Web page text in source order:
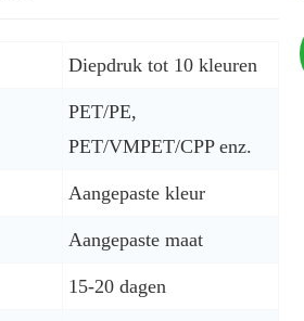
Diepdruk tot 10 kleuren
PET/PE,
PET/VMPET/CPP enz.
Aangepaste kleur
Aangepaste maat
15-20 dagen